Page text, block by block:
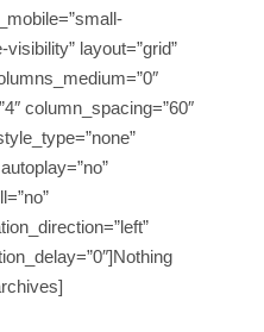
layout=”grid”
column_spacing=”60″